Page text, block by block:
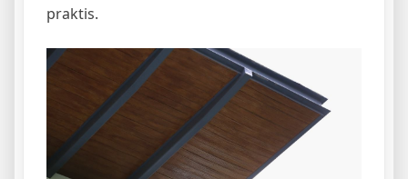
praktis.